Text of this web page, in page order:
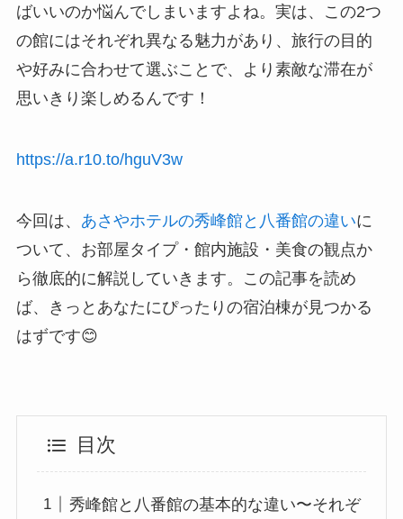
ばいいのか悩んでしまいますよね。実は、この2つ
の館にはそれぞれ異なる魅力があり、旅行の目的
や好みに合わせて選ぶことで、より素敵な滞在が
思いきり楽しめるんです！
https://a.r10.to/hguV3w
今回は、 あさやホテルの秀峰館と八番館の違いに
ついて、お部屋タイプ・館内施設・美食の観点か
ら徹底的に解説していきます。この記事を読め
ば、きっとあなたにぴったりの宿泊棟が見つかる
はずです😊
目次
秀峰館と八番館の基本的な違い〜それぞ